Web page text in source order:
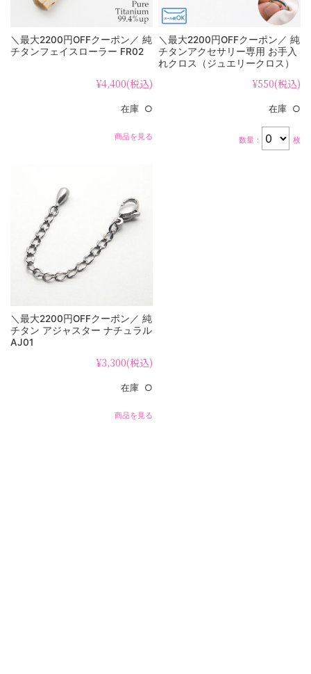
＼最大2200円OFFクーポン／ 純
チタンフェイスローラー FR02
¥4,400(税込)
在庫 ○
商品を見る
＼最大2200円OFFクーポン／ 純
チタンアクセサリー専用 お手入
れクロス（ジュエリークロス）
¥550(税込)
在庫 ○
数量： 枚
＼最大2200円OFFクーポン／ 純
チタン アジャスター ナチュラル
AJ01
¥3,300(税込)
在庫 ○
商品を見る